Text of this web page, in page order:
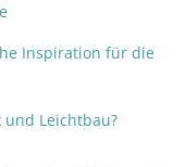
Inspiration für die
Leichtbau?